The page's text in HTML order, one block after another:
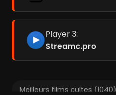
Player 3:
Streamc.pro
Meilleurs films cultes (1040)